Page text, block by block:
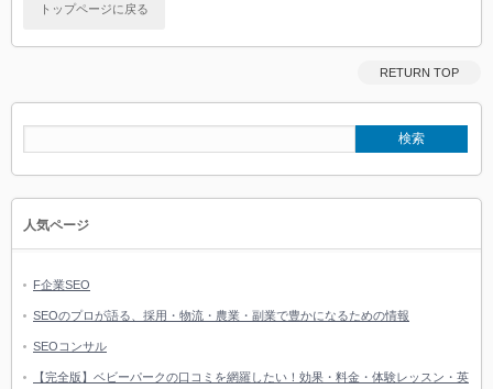
トップページに戻る
RETURN TOP
人気ページ
F企業SEO
SEOのプロが語る、採用・物流・農業・副業で豊かになるための情報
SEOコンサル
【完全版】ベビーパークの口コミを網羅したい！効果・料金・体験レッスン・英